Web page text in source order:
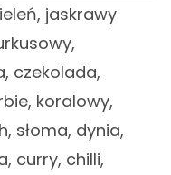
jaskrawy
czekolada,
koralowy,
słoma, dynia,
curry, chilli,